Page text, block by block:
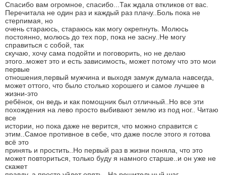
Спасибо вам огромное, спасибо...Так ждала откликов от вас.
Перечитала не один раз и каждый раз плачу..Боль пока не
стерпимая, но
очень стараюсь, стараюсь как могу окрепнуть. Молюсь
постоянно, молюсь до тех пор, пока не засну..Не могу
справиться с собой, так
скучаю, хочу сама подойти и поговорить, но не делаю
этого..может это и есть зависимость, может потому что это мои
первые
отношения,первый мужчина и выходя замуж думала навсегда,
может оттого, что было столько хорошего и самое лучшее в
жизни-это
ребёнок, он ведь и как помощник был отличный..Но все эти
похождения на лево просто выбивают землю из под ног.. Читаю
все
истории, но пока даже не верится, что можно справится с
этим..Самое противное в себе, что даже после этого я готова
всё это
принять и простить..Но первый раз в жизни поняла, что это
может повториться, только буду я намного старше..и он уже не
скажет